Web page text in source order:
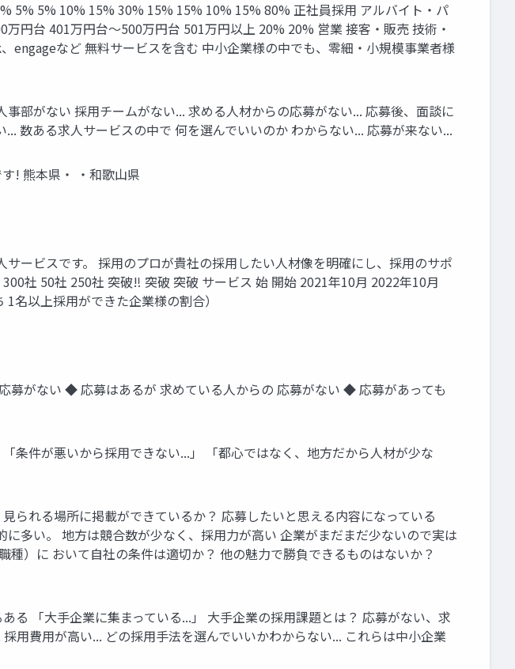
5% 5% 10% 15% 30% 15% 15% 10% 15% 80% 正社員採⽤ アルバイト‧パ
円台 401万円台〜500万円台 501万円以上 20% 20% 営業 接客‧販売 技術‧
など 無料サービスを含む 中⼩企業様の中でも、零細‧⼩規模事業者様
部がない 採⽤チームがない... 求める⼈材からの応募がない... 応募後、⾯談に
数ある求⼈サービスの中で 何を選んでいいのか わからない... 応募が来ない...
! 熊本県・ ・和歌山県
ービスです。 採⽤のプロが貴社の採⽤したい⼈材像を明確にし、採⽤のサポ
社 50社 250社 突破‼ 突破 突破 サービス 始 開始 2021年10月 2022年10月
名以上採用ができた企業様の割合）
がない ◆ 応募はあるが 求めている⼈からの 応募がない ◆ 応募があっても
条件が悪いから採⽤できない...」 「都⼼ではなく、地⽅だから⼈材が少な
られる場所に掲載ができているか？ 応募したいと思える内容になっている
多い。 地⽅は競合数が少なく、採⽤⼒が⾼い 企業がまだまだ少ないので実は
）に おいて⾃社の条件は適切か？ 他の魅⼒で勝負できるものはないか？
る 「⼤⼿企業に集まっている...」 ⼤⼿企業の採⽤課題とは？ 応募がない、求
⽤費⽤が⾼い... どの採⽤⼿法を選んでいいかわからない... これらは中⼩企業